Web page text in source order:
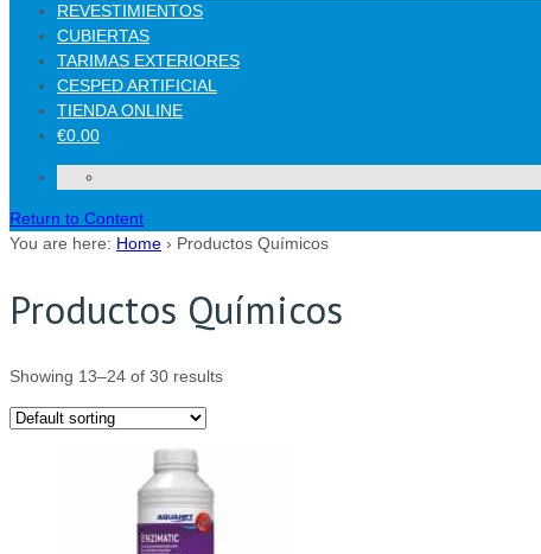
REVESTIMIENTOS
CUBIERTAS
TARIMAS EXTERIORES
CESPED ARTIFICIAL
TIENDA ONLINE
€0.00
Return to Content
You are here: Home › Productos Químicos
Productos Químicos
Showing 13–24 of 30 results